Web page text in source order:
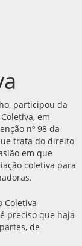
participou da
em
nº 98 da
trata do direito
em que
coletiva para
preciso que haja
de